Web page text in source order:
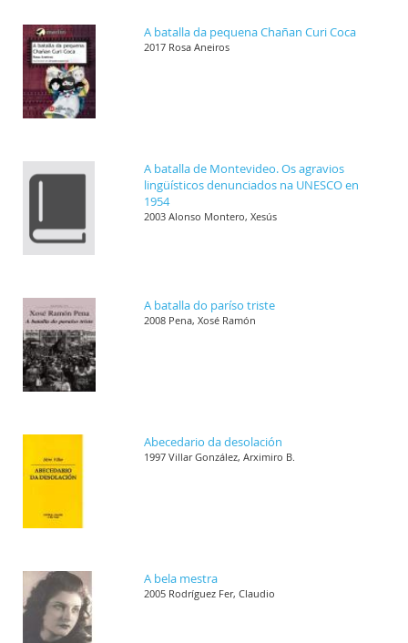
A batalla da pequena Chañan Curi Coca
2017 Rosa Aneiros
A batalla de Montevideo. Os agravios
lingüísticos denunciados na UNESCO en
1954
2003 Alonso Montero, Xesús
A batalla do paríso triste
2008 Pena, Xosé Ramón
Abecedario da desolación
1997 Villar González, Arximiro B.
A bela mestra
2005 Rodríguez Fer, Claudio